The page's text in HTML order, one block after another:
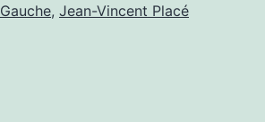
Gauche, Jean-Vincent Placé